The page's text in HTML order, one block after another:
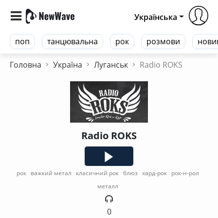
поп танцювальна рок розмови
Українська
Головна Україна Луганськ Radio ROKS
Radio ROKS
рок важкий метал класичний рок блюз хард-рок рок-н-рол
металл
0